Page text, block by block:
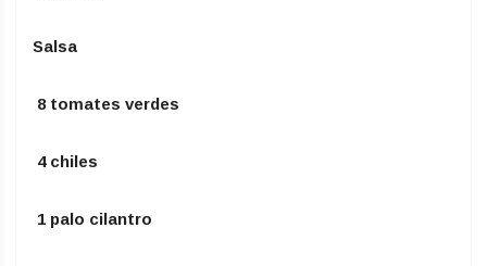
Salsa
8 tomates verdes
4 chiles
1 palo cilantro